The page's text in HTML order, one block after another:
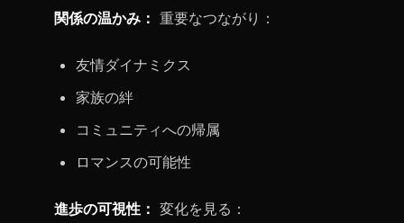
関係の温かみ： 重要なつながり：
友情ダイナミクス
家族の絆
コミュニティへの帰属
ロマンスの可能性
進歩の可視性： 変化を見る：